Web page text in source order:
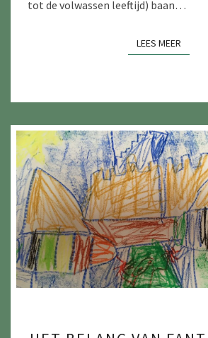
tot de volwassen leeftijd) baan…
LEES MEERLEES